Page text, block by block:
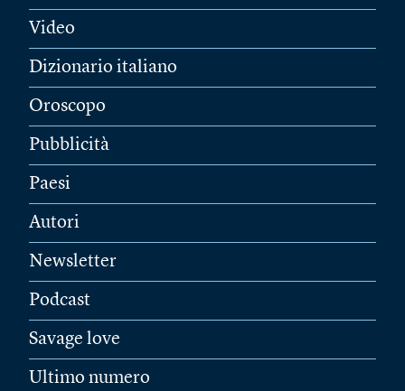
Video
Dizionario italiano
Oroscopo
Pubblicità
Paesi
Autori
Newsletter
Podcast
Savage love
Ultimo numero